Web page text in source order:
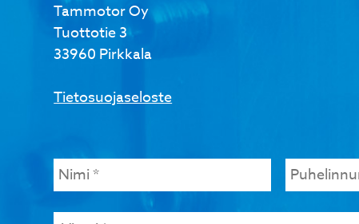
Tammotor Oy
Tuottotie 3
33960 Pirkkala
Tietosuojaseloste
Viesti *